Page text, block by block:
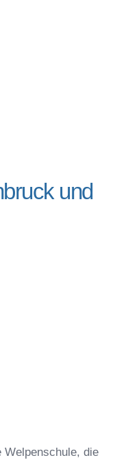
und
Welpenschule, die